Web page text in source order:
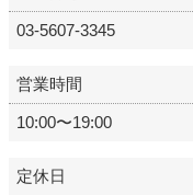
03-5607-3345
営業時間
10:00〜19:00
定休日